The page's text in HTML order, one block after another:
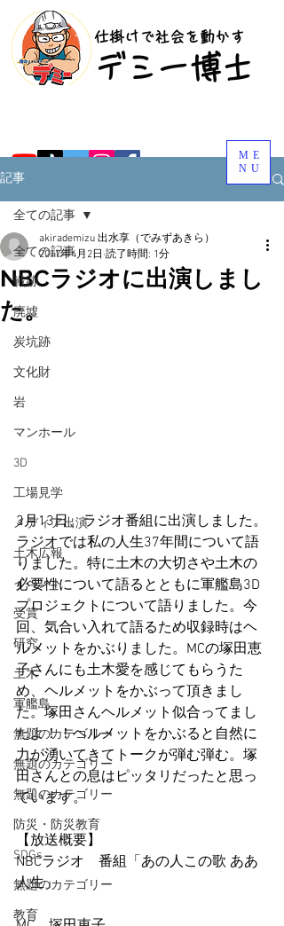
​仕掛けで社会を動かす
​デミー博士
ME
NU
記事
全ての記事
戦跡
廃墟
炭坑跡
文化財
岩
マンホール
3D
工場見学
メディア出演
土木広報
イベント
受賞
研究
土木
軍艦島
無題のカテゴリー
無題のカテゴリー
無題のカテゴリー
防災・防災教育
SDGs
無題のカテゴリー
教育
全ての記事
NBCラジオに出演しまし
た。
akirademizu 出水享（でみずあきら）
2017年4月2日 読了時間: 1分
3月13日、ラジオ番組に出演しました。
ラジオでは私の人生37年間について語
りました。特に土木の大切さや土木の
必要性について語るとともに軍艦島3D
プロジェクトについて語りました。今
回、気合い入れて語るため収録時はヘ
ルメットをかぶりました。MCの塚田恵
子さんにも土木愛を感じてもらうた
め、ヘルメットをかぶって頂きまし
た。塚田さんヘルメット似合ってまし
たよ！！ヘルメットをかぶると自然に
力が湧いてきてトークが弾む弾む。塚
田さんとの息はピッタリだったと思っ
ています。
【放送概要】
NBCラジオ　番組「あの人この歌 ああ
人生」